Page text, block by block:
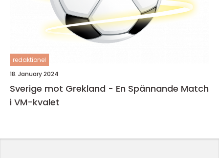
redaktionel
18. January 2024
Sverige mot Grekland - En Spännande Match
i VM-kvalet